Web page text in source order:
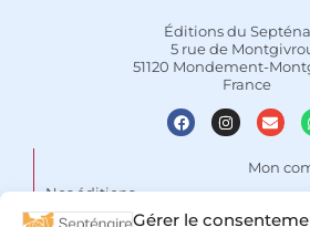
Gérer le
Éditions du
5 rue de
51120 Mondement-
France
Nos éditions
Mon